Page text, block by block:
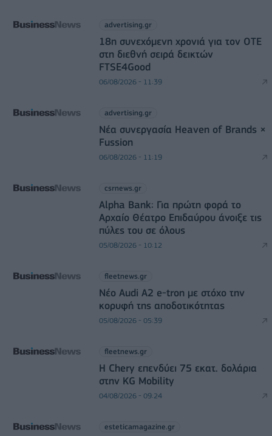
advertising.gr
18η συνεχόμενη χρονιά για τον ΟΤΕ
στη διεθνή σειρά δεικτών
FTSE4Good
06/08/2026 - 11:39
advertising.gr
Νέα συνεργασία Heaven of Brands ×
Fussion
06/08/2026 - 11:19
csrnews.gr
Alpha Bank: Για πρώτη φορά το
Αρχαίο Θέατρο Επιδαύρου άνοιξε τις
πύλες του σε όλους
05/08/2026 - 10:12
fleetnews.gr
Νέο Audi A2 e-tron με στόχο την
κορυφή της αποδοτικότητας
05/08/2026 - 05:39
fleetnews.gr
Η Chery επενδύει 75 εκατ. δολάρια
στην KG Mobility
04/08/2026 - 09:24
esteticamagazine.gr